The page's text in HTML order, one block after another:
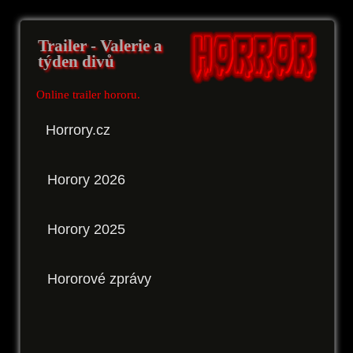
Trailer - Valerie a
týden divů
Online trailer hororu.
Horrory.cz
Horory 2026
Horory 2025
Hororové zprávy